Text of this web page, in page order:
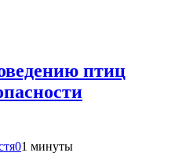
птиц
01 минуты